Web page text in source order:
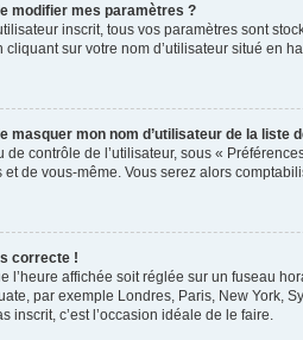
modifier mes paramètres ?
inscrit, tous vos paramètres sont
sur votre nom d’utilisateur situé en
masquer mon nom d’utilisateur de la liste
de contrôle de l’utilisateur, sous «
de vous-même. Vous serez alors
correcte !
l’heure affichée soit réglée sur un fuseau
par exemple Londres, Paris, New York,
inscrit, c’est l’occasion idéale de le faire.